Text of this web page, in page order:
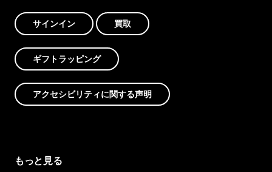
サインイン 買取
ギフトラッピング
アクセシビリティに関する声明
もっと見る